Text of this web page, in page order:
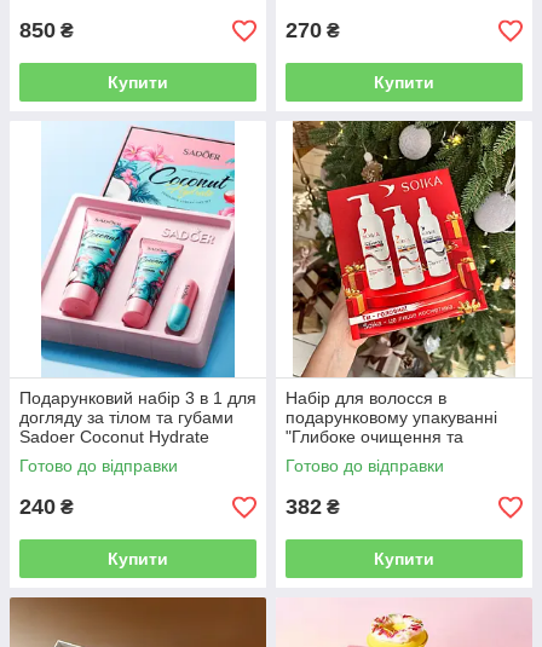
850 ₴
Купити
270 ₴
Купити
Подарунковий набір 3 в 1 для
догляду за тілом та губами
Sadoer Coconut Hydrate
Готово до відправки
240 ₴
Купити
Набір для волосся в
подарунковому упакуванні
"Глибоке очищення та
захист" Soika 3 в 1 (шампунь,
бальзам, термозахист)
Готово до відправки
382 ₴
Купити